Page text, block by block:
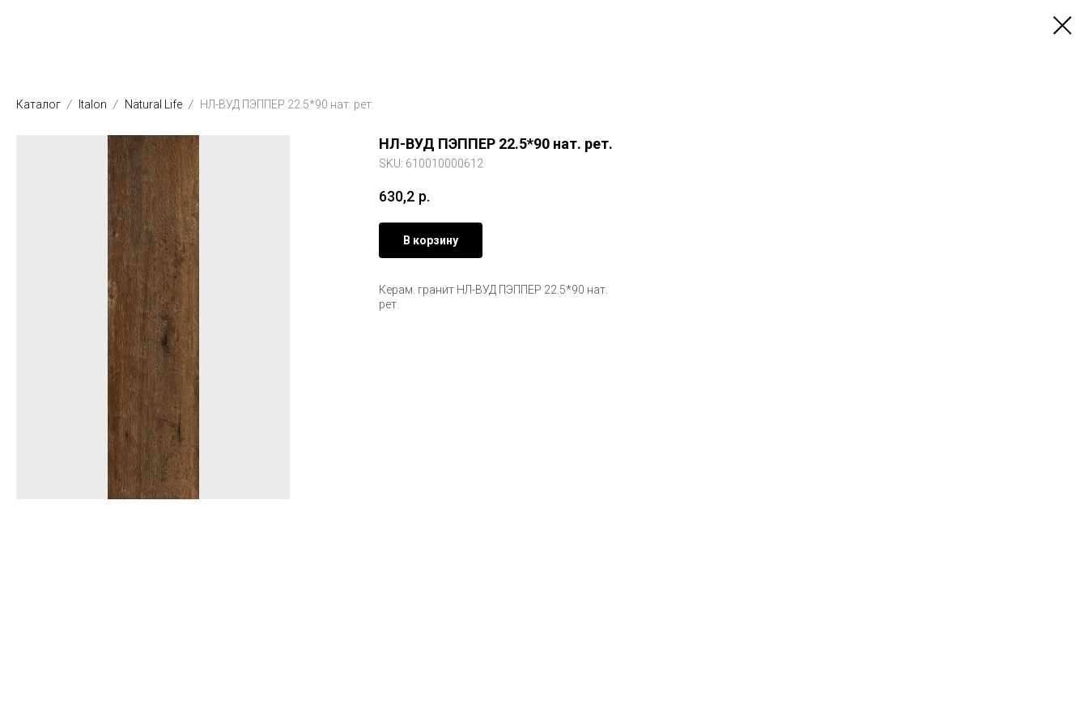
Каталог Italon Natural Life НЛ-ВУД ПЭППЕР 22.5*90 нат. рет.
НЛ-ВУД ПЭППЕР 22.5*90 нат. рет.
SKU: 610010000612
630,2 р.
В корзину
Керам. гранит НЛ-ВУД ПЭППЕР 22.5*90 нат.
рет.